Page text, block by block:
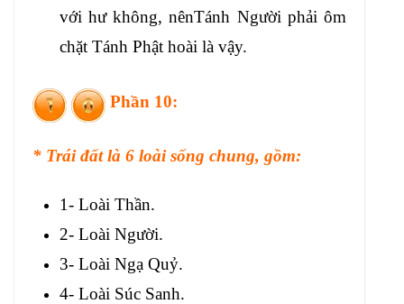
với hư không, nênTánh Người phải ôm
chặt Tánh Phật hoài là vậy.
Phần 10:
* Trái đất là 6 loài sống chung, gồm:
1- Loài Thần.
2- Loài Người.
3- Loài Ngạ Quỷ.
4- Loài Súc Sanh.